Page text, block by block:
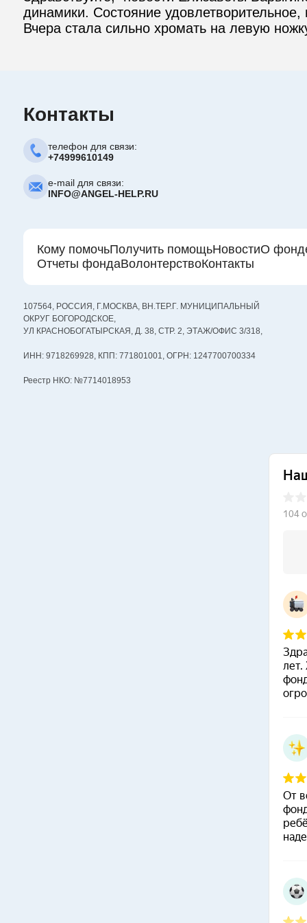
динамики. Состояние удовлетворительное,
Вчера стала сильно хромать на левую
Контакты
телефон для связи:
+74999610149
e-mail для связи:
INFO@ANGEL-HELP.RU
Кому помочьПолучить помощьНовостиО
Отчеты фондаВолонтерствоКонтакты
107564, РОССИЯ, Г.МОСКВА, ВН.ТЕР.Г. МУНИЦИПАЛЬНЫЙ
ОКРУГ БОГОРОДСКОЕ,
УЛ КРАСНОБОГАТЫРСКАЯ, Д. 38, СТР. 2, ЭТАЖ/ОФИС 3/318,
ИНН: 9718269928, КПП: 771801001, ОГРН: 1247700700334
Реестр НКО: №7714018953